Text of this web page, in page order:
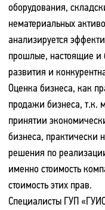
оборудования,
нематериальных
анализируется
прошлые, настоящие и
развития и
Оценка бизнеса, как
продажи бизнеса, т.к.
принятии
бизнеса,
решения по
именно стоимость
стоимость этих прав.
Специалисты ГУП